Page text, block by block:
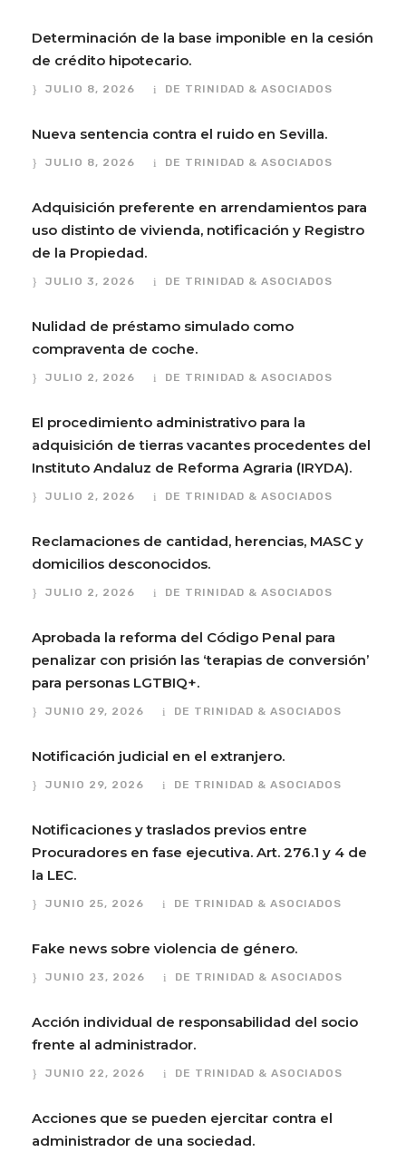
Determinación de la base imponible en la cesión
de crédito hipotecario.
JULIO 8, 2026 DE TRINIDAD & ASOCIADOS
Nueva sentencia contra el ruido en Sevilla.
JULIO 8, 2026 DE TRINIDAD & ASOCIADOS
Adquisición preferente en arrendamientos para
uso distinto de vivienda, notificación y Registro
de la Propiedad.
JULIO 3, 2026 DE TRINIDAD & ASOCIADOS
Nulidad de préstamo simulado como
compraventa de coche.
JULIO 2, 2026 DE TRINIDAD & ASOCIADOS
El procedimiento administrativo para la
adquisición de tierras vacantes procedentes del
Instituto Andaluz de Reforma Agraria (IRYDA).
JULIO 2, 2026 DE TRINIDAD & ASOCIADOS
Reclamaciones de cantidad, herencias, MASC y
domicilios desconocidos.
JULIO 2, 2026 DE TRINIDAD & ASOCIADOS
Aprobada la reforma del Código Penal para
penalizar con prisión las ‘terapias de conversión’
para personas LGTBIQ+.
JUNIO 29, 2026 DE TRINIDAD & ASOCIADOS
Notificación judicial en el extranjero.
JUNIO 29, 2026 DE TRINIDAD & ASOCIADOS
Notificaciones y traslados previos entre
Procuradores en fase ejecutiva. Art. 276.1 y 4 de
la LEC.
JUNIO 25, 2026 DE TRINIDAD & ASOCIADOS
Fake news sobre violencia de género.
JUNIO 23, 2026 DE TRINIDAD & ASOCIADOS
Acción individual de responsabilidad del socio
frente al administrador.
JUNIO 22, 2026 DE TRINIDAD & ASOCIADOS
Acciones que se pueden ejercitar contra el
administrador de una sociedad.